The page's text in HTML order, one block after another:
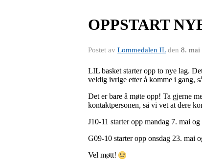
OPPSTART
Postet av Lommedalen ILden 8. mai
LIL basket starter opp to nye lag.
veldig ivrige etter å komme i gang,
Det er bare å møte opp! Ta gjerne
kontaktpersonen, så vi vet at dere
J10-11 starter opp mandag 7. mai
G09-10 starter opp onsdag 23. mai
Vel møtt!